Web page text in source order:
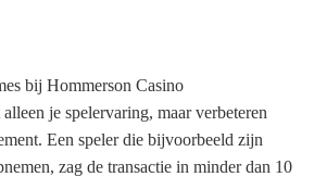
bij Hommerson Casino
je spelervaring, maar verbeteren
Een speler die bijvoorbeeld zijn
zag de transactie in minder dan 10